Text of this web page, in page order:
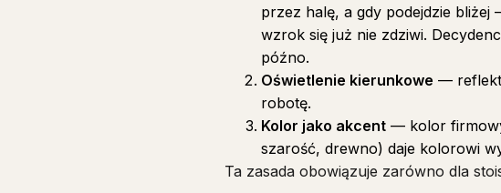
przez halę, a gdy podejdzie
wzrok się już nie zdziwi.
późno.
Oświetlenie kierunkowe —
robotę.
Kolor jako akcent — kolor firmowy
szarość, drewno) daje kolorowi
Ta zasada obowiązuje zarówno dla